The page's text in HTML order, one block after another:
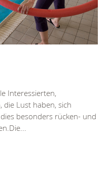
Interessierten,
die Lust haben, sich
besonders rücken- und